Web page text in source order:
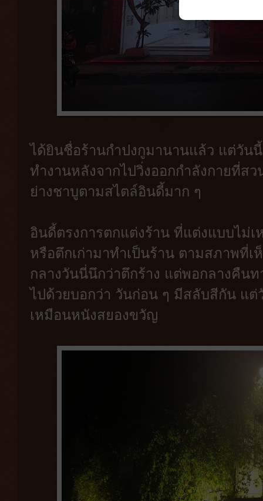
ได้ยินชื่อร้านกำปงกูมานานแล้ว แต่วัน
ทำงานหลังจากไปวิ่งออกกำลังกายที่ส
ย่างชาบูตามสไตล์อินดี้มาก ๆ
อินดี้ตรงการตกแต่งร้าน ที่แต่งแบบไม่เ
หรือตึกเก่ามาทำเป็นร้าน ตามสภาพที่
กลางวันนี่นึกว่าตึกร้าง แต่พอกลางคืน
ไปด้วยบอกว่า วันก่อน ๆ มีสลับสีกัน แต่
เหมือนหนังสยองขวัญ